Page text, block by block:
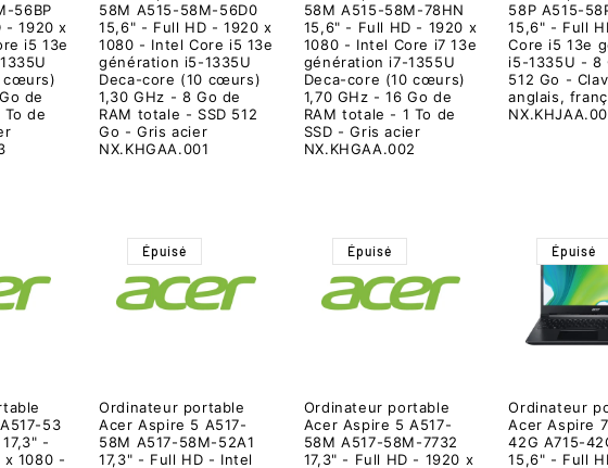
56BP
- 1920 x
i5 13e
cœurs)
de
de
58M A515-58M-56D0
15,6" - Full HD - 1920 x
1080 - Intel Core i5 13e
génération i5-1335U
Deca-core (10 cœurs)
1,30 GHz - 8 Go de
RAM totale - SSD 512
Go - Gris acier
NX.KHGAA.001
58M A515-58M-78HN
15,6" - Full HD - 1920 x
1080 - Intel Core i7 13e
génération i7-1355U
Deca-core (10 cœurs)
1,70 GHz - 16 Go de
RAM totale - 1 To de
SSD - Gris acier
NX.KHGAA.002
58P A515-
15,6" - Full
Core i5 13e
i5-1335U - 8
512 Go -
anglais,
53
-
x 1080 -
Épuisé
Ordinateur portable
Acer Aspire 5 A517-
58M A517-58M-52A1
17,3" - Full HD - Intel
Épuisé
Ordinateur portable
Acer Aspire 5 A517-
58M A517-58M-7732
17,3" - Full HD - 1920 x
Épuisé
Ordinateur
Acer Aspire
42G A715-
15,6" - Full